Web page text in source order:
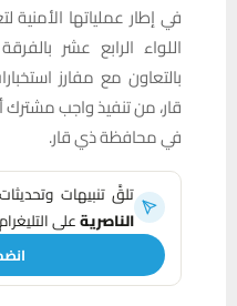
في إطار عملياتها الأمنية
اللواء الرابع عشر
بالتعاون مع مفارز
في محافظة ذي قار.
تلقَّ تنبيهات
الناصريةعلى التليغرام